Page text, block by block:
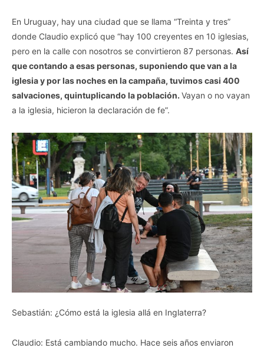
En Uruguay, hay una ciudad que se llama “Treinta y tres”
donde Claudio explicó que “hay 100 creyentes en 10 iglesias,
pero en la calle con nosotros se convirtieron 87 personas. Así
que contando a esas personas, suponiendo que van a la
iglesia y por las noches en la campaña, tuvimos casi 400
salvaciones, quintuplicando la población. Vayan o no vayan
a la iglesia, hicieron la declaración de fe”.
Sebastián: ¿Cómo está la iglesia allá en Inglaterra?
Claudio: Está cambiando mucho. Hace seis años enviaron